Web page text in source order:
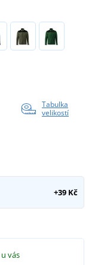
Tabulka
velikostí
+39 Kč
u vás